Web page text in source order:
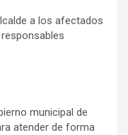
a los afectados
municipal de
atender de forma